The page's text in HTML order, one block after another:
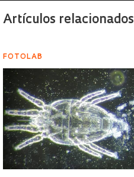
Artículos relacionados
FOTOLAB